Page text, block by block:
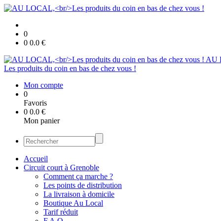
0
0 0.0 €
AU
Les produits du coin en bas de chez vous !
Mon compte
0
Favoris
0 0.0 €
Mon panier
Accueil
Circuit court à Grenoble
Comment ça marche ?
Les points de distribution
La livraison à domicile
Boutique Au Local
Tarif réduit